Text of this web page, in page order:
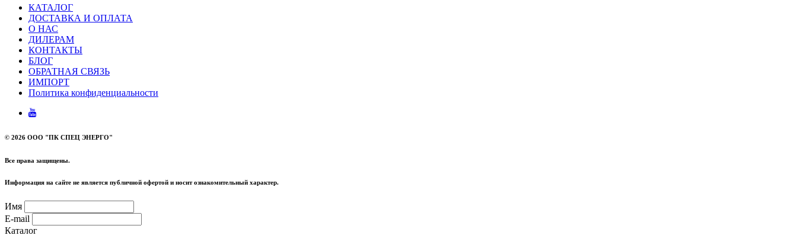
КАТАЛОГ
ДОСТАВКА И ОПЛАТА
О НАС
ДИЛЕРАМ
КОНТАКТЫ
БЛОГ
ОБРАТНАЯ СВЯЗЬ
ИМПОРТ
Политика конфиденциальности
© 2026 ООО "ПК СПЕЦ ЭНЕРГО"
Все права защищены.
Информация на сайте не является публичной офертой и носит ознакомительный характер.
Имя
E-mail
Каталог